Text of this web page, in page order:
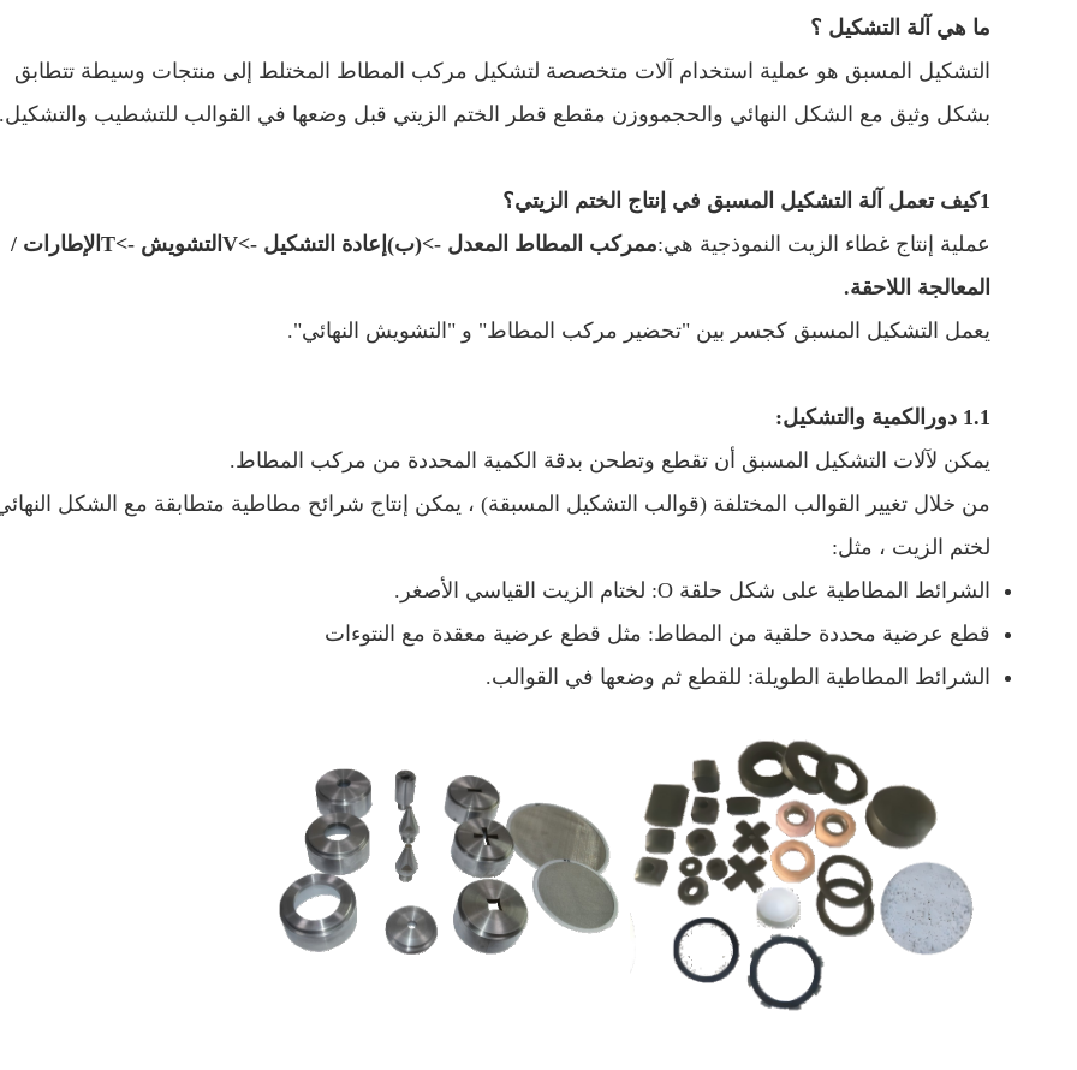
ما هي آلة التشكيل ؟
التشكيل المسبق هو عملية استخدام آلات متخصصة لتشكيل مركب المطاط المختلط إلى منتجات وسيطة تتطابق
بشكل وثيق مع الشكل النهائي والحجمووزن مقطع قطر الختم الزيتي قبل وضعها في القوالب للتشطيب والتشكيل.
1كيف تعمل آلة التشكيل المسبق في إنتاج الختم الزيتي؟
عملية إنتاج غطاء الزيت النموذجية هي:ممركب المطاط المعدل ->(ب) إعادة التشكيل ->V التشويش ->T الإطارات /
المعالجة اللاحقة.
يعمل التشكيل المسبق كجسر بين "تحضير مركب المطاط" و "التشويش النهائي".
1.1 دور
الكمية والتشكيل:
يمكن لآلات التشكيل المسبق أن تقطع وتطحن بدقة الكمية المحددة من مركب المطاط.
من خلال تغيير القوالب المختلفة (قوالب التشكيل المسبقة) ، يمكن إنتاج شرائح مطاطية متطابقة مع الشكل
لختم الزيت ، مثل:
الشرائط المطاطية على شكل حلقة O: لختام الزيت القياسي الأصغر.
قطع عرضية محددة حلقية من المطاط: مثل قطع عرضية معقدة مع النتوءات
الشرائط المطاطية الطويلة: للقطع ثم وضعها في القوالب.